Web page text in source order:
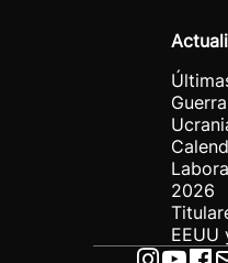
2026
EEUU